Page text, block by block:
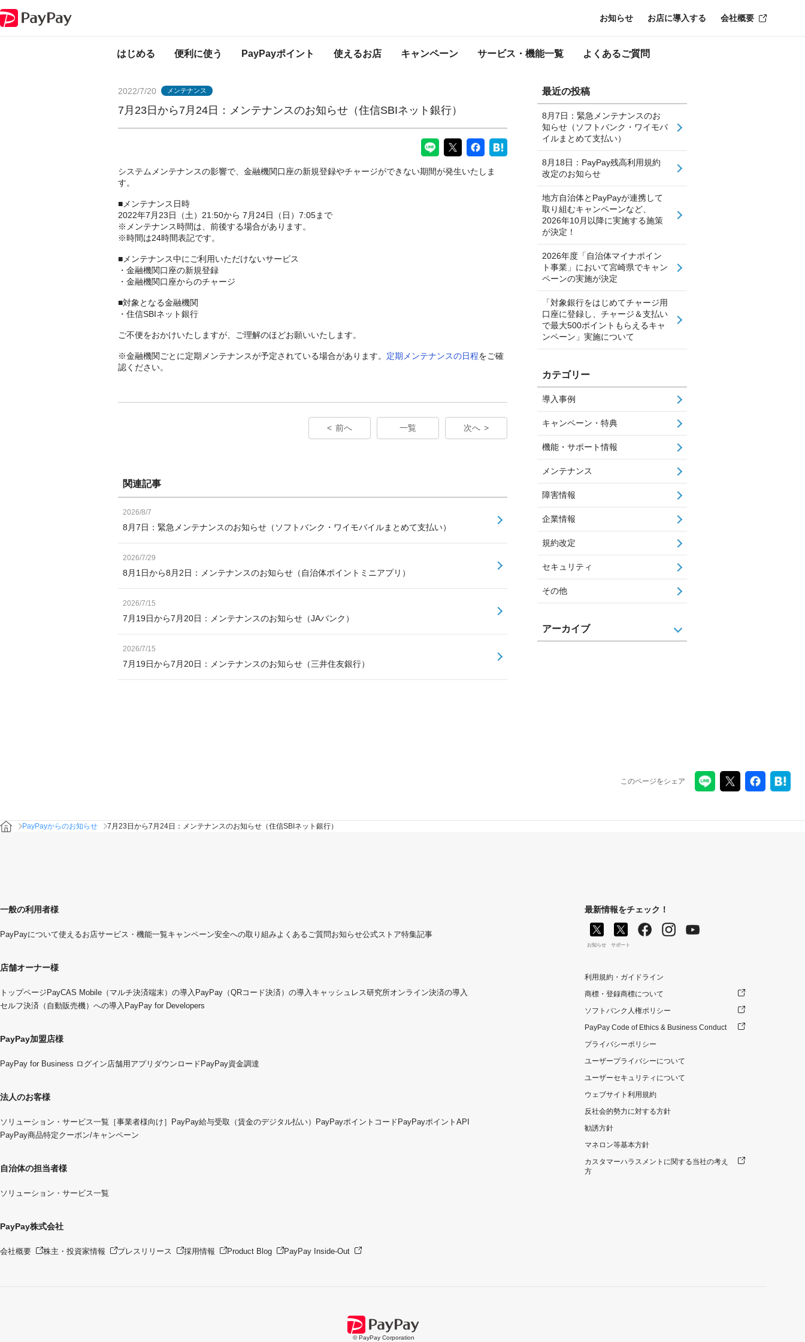
はじめる 便利に使う PayPayポイント 使えるお店 キャンペーン サービス・機能一覧 よくあるご質問
お知らせ お店に導入する 会社概要
PayPayからのお知らせ
2022/7/20 メンテナンス
7月23日から7月24日：メンテナンスのお知らせ（住信SBIネット銀行）
システムメンテナンスの影響で、金融機関口座の新規登録やチャージができない期間が発生いたしま
す。
■メンテナンス日時
2022年7月23日（土）21:50から 7月24日（日）7:05まで
※メンテナンス時間は、前後する場合があります。
※時間は24時間表記です。
■メンテナンス中にご利用いただけないサービス
・金融機関口座の新規登録
・金融機関口座からのチャージ
■対象となる金融機関
・住信SBIネット銀行
ご不便をおかけいたしますが、ご理解のほどお願いいたします。
※金融機関ごとに定期メンテナンスが予定されている場合があります。 定期メンテナンスの日程をご確
認ください。
前へ 一覧 次へ
関連記事
2026/8/7
8月7日：緊急メンテナンスのお知らせ（ソフトバンク・ワイモバイルまとめて支払い）
2026/7/29
8月1日から8月2日：メンテナンスのお知らせ（自治体ポイントミニアプリ）
2026/7/15
7月19日から7月20日：メンテナンスのお知らせ（JAバンク）
2026/7/15
7月19日から7月20日：メンテナンスのお知らせ（三井住友銀行）
最近の投稿
8月7日：緊急メンテナンスのお
知らせ（ソフトバンク・ワイモバ
イルまとめて支払い）
8月18日：PayPay残高利用規約
改定のお知らせ
地方自治体とPayPayが連携して
取り組むキャンペーンなど、
2026年10月以降に実施する施策
が決定！
2026年度「自治体マイナポイン
ト事業」において宮崎県でキャン
ペーンの実施が決定
「対象銀行をはじめてチャージ用
口座に登録し、チャージ＆支払い
で最大500ポイントもらえるキャ
ンペーン」実施について
カテゴリー
導入事例
キャンペーン・特典
機能・サポート情報
メンテナンス
障害情報
企業情報
規約改定
セキュリティ
その他
アーカイブ
このページをシェア
PayPayからのお知らせ 7月23日から7月24日：メンテナンスのお知らせ（住信SBIネット銀行）
一般の利用者様
PayPayについて使えるお店サービス・機能一覧キャンペーン安全への取り組みよくあるご質問お知らせ公式ストア特集記事
店舗オーナー様
トップページ PayCAS Mobile（マルチ決済端末）の導入 PayPay（QRコード決済）の導入 キャッシュレス研究所オンライン決済の導入
セルフ決済（自動販売機）への導入 PayPay for Developers
PayPay加盟店様
PayPay for Business ログイン 店舗用アプリダウンロード PayPay資金調達
法人のお客様
ソリューション・サービス一覧 ［事業者様向け］PayPay給与受取（賃金のデジタル払い） PayPayポイントコード PayPayポイントAPI
PayPay商品特定クーポン/キャンペーン
自治体の担当者様
ソリューション・サービス一覧
PayPay株式会社
会社概要 株主・投資家情報 プレスリリース 採用情報 Product Blog PayPay Inside-Out
最新情報をチェック！
お知らせ サポート
利用規約・ガイドライン
商標・登録商標について
ソフトバンク人権ポリシー
PayPay Code of Ethics & Business Conduct
プライバシーポリシー
ユーザープライバシーについて
ユーザーセキュリティについて
ウェブサイト利用規約
反社会的勢力に対する方針
勧誘方針
マネロン等基本方針
カスタマーハラスメントに関する当社の考え
方
© PayPay Corporation